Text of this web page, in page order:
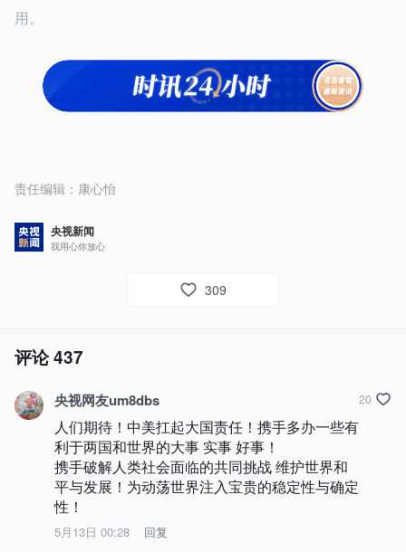
用。
责任编辑： 康心怡
央视新闻
我用心你放心
309
评论437
央视网友um8dbs
人们期待！中美扛起大国责任！携手多办一些有
利于两国和世界的大事 实事 好事！
携手破解人类社会面临的共同挑战 维护世界和
平与发展！为动荡世界注入宝贵的稳定性与确定
性！
5月13日 00:28 回复
20